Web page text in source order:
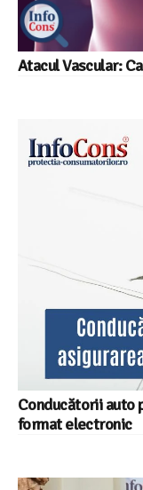
Atacul Vascular:
Conducătorii auto
format electronic